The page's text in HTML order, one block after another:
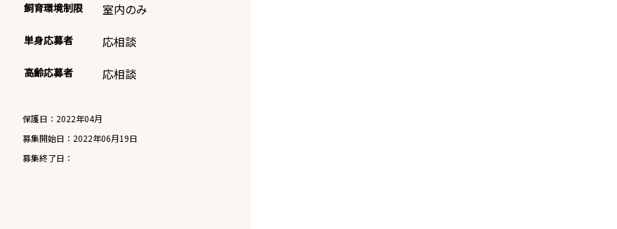
飼育環境制限 室内のみ
単身応募者 応相談
高齢応募者 応相談
保護日：2022年04月
募集開始日： 2022年06月19日
募集終了日：